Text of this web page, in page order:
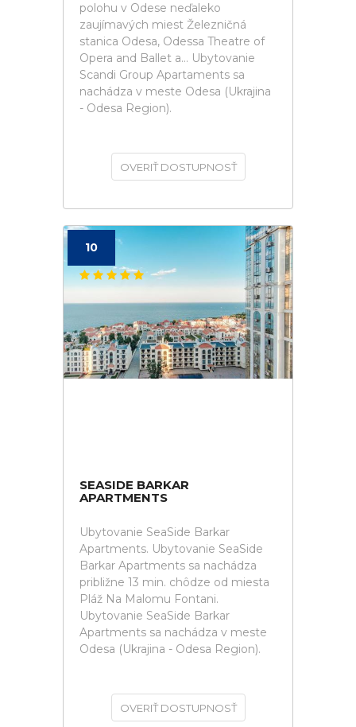
polohu v Odese neďaleko
zaujímavých miest Železničná
stanica Odesa, Odessa Theatre of
Opera and Ballet a... Ubytovanie
Scandi Group Apartaments sa
nachádza v meste Odesa (Ukrajina
- Odesa Region).
OVERIŤ DOSTUPNOSŤ
10
SEASIDE BARKAR
APARTMENTS
Ubytovanie SeaSide Barkar
Apartments. Ubytovanie SeaSide
Barkar Apartments sa nachádza
približne 13 min. chôdze od miesta
Pláž Na Malomu Fontani.
Ubytovanie SeaSide Barkar
Apartments sa nachádza v meste
Odesa (Ukrajina - Odesa Region).
OVERIŤ DOSTUPNOSŤ